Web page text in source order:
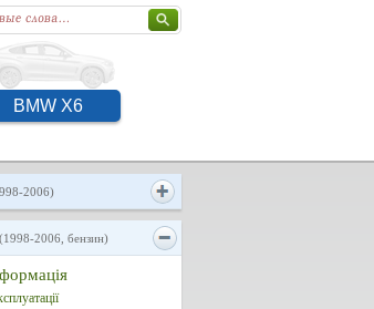
BMW X6
2006)
(1998-2006, бензин)